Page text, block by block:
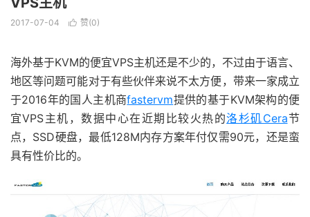
2017-07-04  赞(0)
海外基于KVM的便宜VPS主机还是不少的，不过由于语言、
地区等问题可能对于有些伙伴来说不太方便，带来一家成立
于2016年的国人主机商fastervm提供的基于KVM架构的便
宜VPS主机，数据中心在近期比较火热的洛杉矶Cera节
点，SSD硬盘，最低128M内存方案年付仅需90元，还是蛮
具有性价比的。